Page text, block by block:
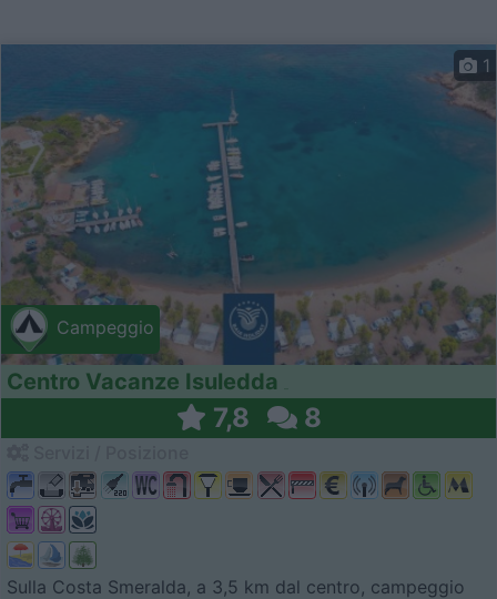
Campeggio
1
Centro Vacanze Isuledda
7,8 8
Sulla Costa Smeralda, a 3,5 km dal centro, campeggio